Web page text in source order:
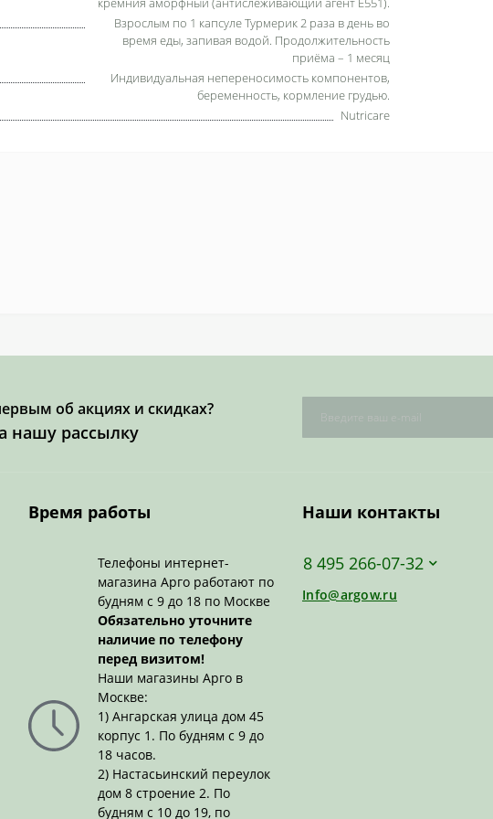
Взрослым по 1 капсуле Турмерик 2 раза в день во
время еды, запивая водой. Продолжительность
приёма – 1 месяц
Индивидуальная непереносимость компонентов,
беременность, кормление грудью.
Nutricare
об акциях и скидках?
нашу рассылку
Время работы
Телефоны интернет-
магазина Арго работают по
будням с 9 до 18 по Москве
Обязательно уточните
наличие по телефону
перед визитом!
Наши магазины Арго в
Москве:
1) Ангарская улица дом 45
корпус 1. По будням с 9 до
18 часов.
2) Настасьинский переулок
дом 8 строение 2. По
будням с 10 до 19, по
Наши контакты
8 495 266-07-32
Info@argow.ru